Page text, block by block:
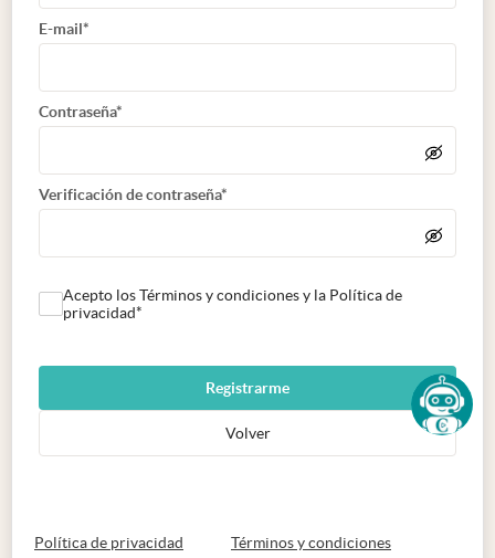
E-mail*
Contraseña*
Verificación de contraseña*
Acepto los Términos y condiciones y la Política de
privacidad*
Registrarme
Volver
Política de privacidad abre en nueva pestaña
Términos y condicionesabre en nueva